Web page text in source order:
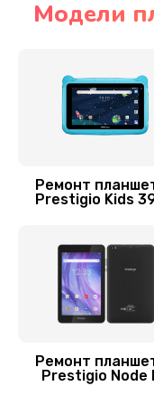
Модели
Ремонт
Prestigio Kids
Ремонт
Prestigio Node